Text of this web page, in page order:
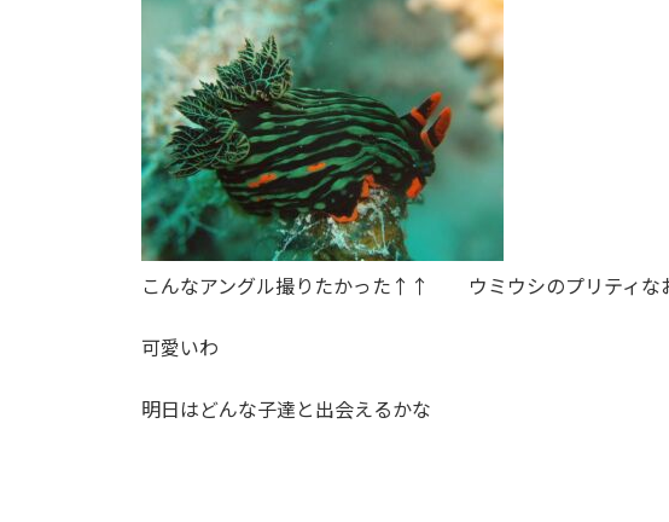
こんなアングル撮りたかった↑↑ ウミウシのプリティな
可愛いわ
明日はどんな子達と出会えるかな